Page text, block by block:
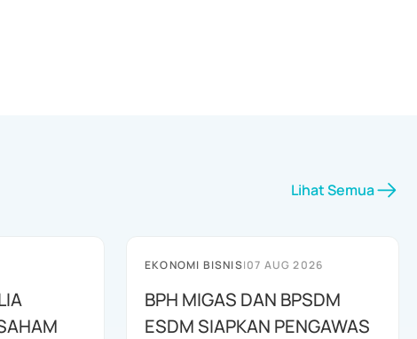
Lihat Semua
EKONOMI BISNIS|07 AUG 2026
BPH MIGAS DAN BPSDM
ESDM SIAPKAN PENGAWAS